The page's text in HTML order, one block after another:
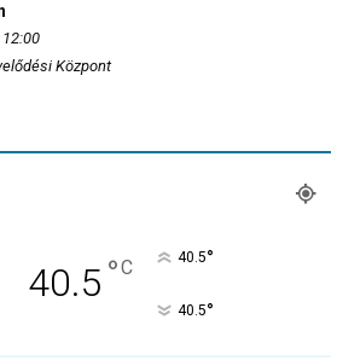
Központ
40.5 °C 40.5°
40.5°